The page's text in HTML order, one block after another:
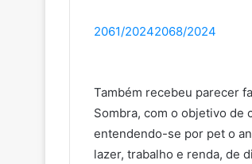
2061/20242068/2024
Também recebeu parecer
Sombra, com o objetivo de
entendendo-se por pet o
lazer, trabalho e renda, de